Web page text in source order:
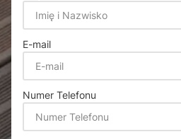
E-mail
Numer Telefonu